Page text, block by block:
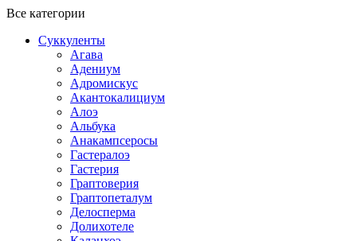
Все категории
Суккуленты
Агава
Адениум
Адромискус
Акантокалициум
Алоэ
Альбука
Анакампсеросы
Гастералоэ
Гастерия
Граптоверия
Граптопеталум
Делосперма
Долихотеле